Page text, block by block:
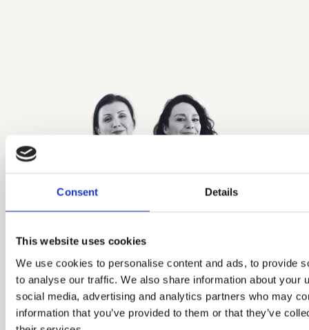
Consent Details
This website uses cookies
We use cookies to personalise content and ads, to provide
to analyse our traffic. We also share information about your
social media, advertising and analytics partners who may
information that you’ve provided to them or that they’ve
Aleksandra
Kubicka
LUDZIE I PROCESY
Kasia Kempa
KOMUNIKACJA I POMYSŁY
Uruchamia